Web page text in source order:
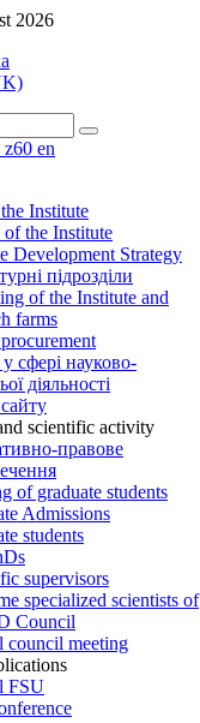
2026
Institute
of the Institute
Development Strategy
підрозділи
of the Institute and
farms
сфері науково-
діяльності
scientific activity
правове
of graduate students
Admissions
students
supervisors
specialized scientists of
Council
council meeting
FSU